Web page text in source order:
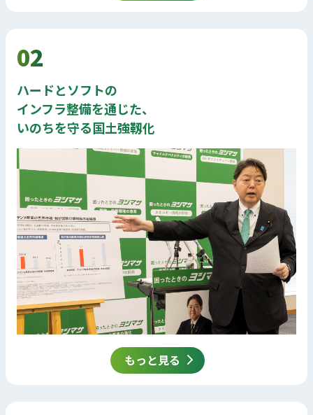
02
ハードとソフトの
インフラ整備を通じた、
いのちを守る国土強靱化
もっと見る